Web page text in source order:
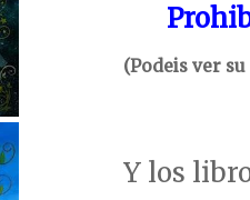
(Podeis ver
Y los